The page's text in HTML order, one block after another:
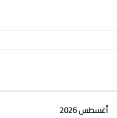
أغسطس 2026